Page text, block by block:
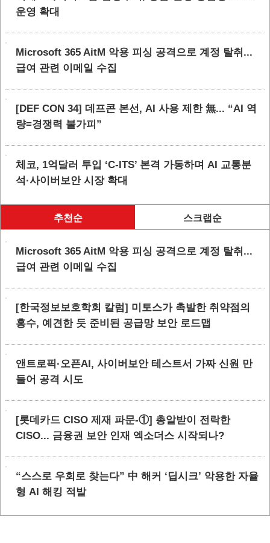
운영 확대
Microsoft 365 AitM 악용 피싱 공격으로 계정 탈취...
급여 관련 이메일 수집
[DEF CON 34] 데프콘 본선, AI 사용 제한 無... “AI 역
량=경쟁력 불가피”
체코, 1억달러 투입 ‘C-ITS’ 본격 가동하며 AI 교통분
석·사이버보안 시장 확대
추천순 스크랩순
Microsoft 365 AitM 악용 피싱 공격으로 계정 탈취...
급여 관련 이메일 수집
[한국정보보호학회 칼럼] 미토스가 촉발한 취약점의
홍수, 예견한 듯 준비된 공급망 보안 로드맵
앤트로픽·오픈AI, 사이버보안 테스트서 가짜 신원 만
들어 공격 시도
[롯데카드 CISO 제재 파문-①] 총알받이 전락한
CISO... 금융권 보안 인재 엑소더스 시작되나?
“스스로 우회로 찾는다” 中 해커 ‘딥시크’ 악용한 자율
형 AI 해킹 적발